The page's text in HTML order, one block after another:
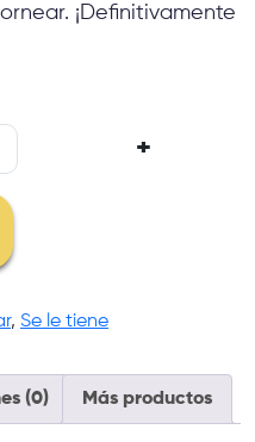
¡Definitivamente
+
, Se le tiene
(0) Más productos